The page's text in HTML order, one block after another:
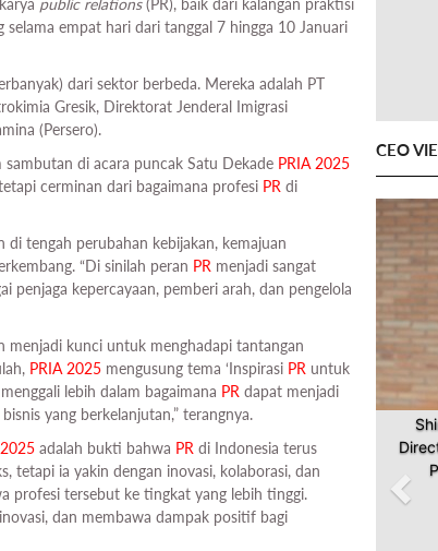
public relations(PR), baik dari kalangan praktisi
selama empat hari dari tanggal 7 hingga 10 Januari
dari sektor berbeda. Mereka adalah PT
Gresik, Direktorat Jenderal Imigrasi
(Persero).
di acara puncak Satu Dekade PRIA 2025
cerminan dari bagaimana profesi PR di
di tengah perubahan kebijakan, kemajuan
“Di sinilah peran PR menjadi sangat
penjaga kepercayaan, pemberi arah, dan pengelola
menjadi kunci untuk menghadapi tantangan
PRIA 2025 mengusung tema ‘Inspirasi PR untuk
lebih dalam bagaimana PR dapat menjadi
yang berkelanjutan,” terangnya.
adalah bukti bahwa PR di Indonesia terus
tetapi ia yakin dengan inovasi, kolaborasi, dan
profesi tersebut ke tingkat yang lebih tinggi.
dan membawa dampak positif bagi
CEO